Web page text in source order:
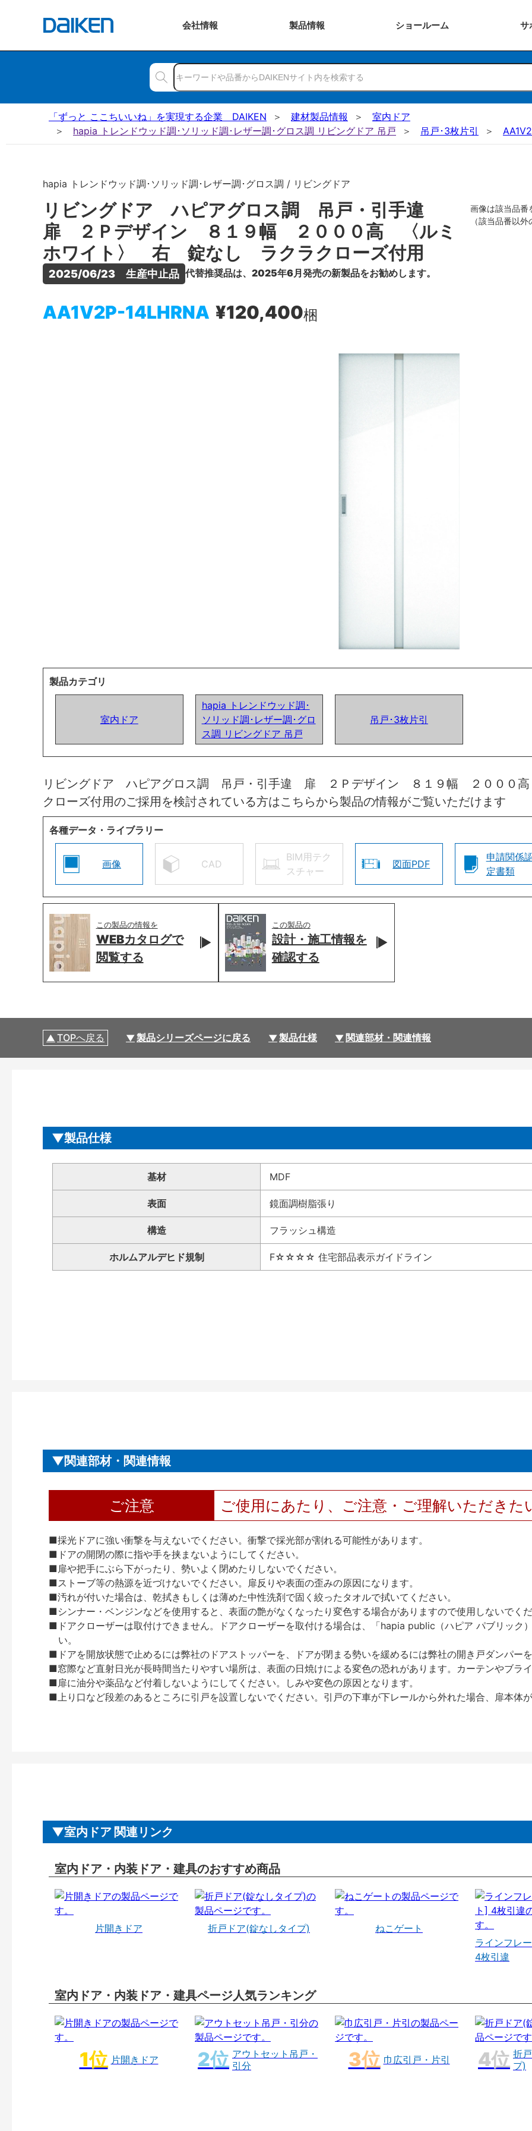
会社情報 製品情報 ショールーム サ
「ずっと ここちいいね」を実現する企業 DAIKEN 建材製品情報
室内ドア
hapia トレンドウッド調･ソリッド調･レザー調･グロス調 リビングドア 吊戸
吊戸･3枚片引
hapia トレンドウッド調･ソリッド調･レザー調･グロス調 / リビングドア
リビングドア ハピアグロス調 吊戸・引手違
扉 ２Ｐデザイン ８１９幅 ２０００高 〈ルミ
ホワイト〉 右 錠なし ラクラクローズ付用
2025/06/23　生産中止品 代替推奨品は、2025年6月発売の新製品をお勧めします。
AA1V2P-14LHRNA ¥120,400梱
画像は該当品番
（該当品番以
製品カテゴリ
室内ドア
hapia トレンドウッド調･
ソリッド調･レザー調･グロ
ス調 リビングドア 吊戸
吊戸･3枚片引
リビングドア ハピアグロス調 吊戸・引手違 扉 ２Ｐデザイン ８１９幅 ２００
クローズ付用のご採用を検討されている方はこちらから製品の情報がご覧いただけます
各種データ・ライブラリー
画像 CAD
BIM用テク
スチャー
図面PDF
申請関係
定書類
この製品の情報を
WEBカタログで
閲覧する
この製品の
設計・施工情報を
確認する
TOPへ戻る 製品シリーズページに戻る 製品仕様 関連部材・関連情報
製品仕様
基材 MDF
表面 鏡面調樹脂張り
構造 フラッシュ構造
ホルムアルデヒド規制 F☆☆☆☆ 住宅部品表示ガイドライン
関連部材・関連情報
ご注意 ご使用にあたり、ご注意・ご理解いただきた
■採光ドアに強い衝撃を与えないでください。衝撃で採光部が割れる可能性があります。
■ドアの開閉の際に指や手を挟まないようにしてください。
■扉や把手にぶら下がったり、勢いよく閉めたりしないでください。
■ストーブ等の熱源を近づけないでください。扉反りや表面の歪みの原因になります。
■汚れが付いた場合は、乾拭きもしくは薄めた中性洗剤で固く絞ったタオルで拭いてください。
■シンナー・ベンジンなどを使用すると、表面の艶がなくなったり変色する場合がありますので使用しないでく
■ドアクローザーは取付けできません。ドアクローザーを取付ける場合は、「hapia public（ハピア パブリック
い。
■ドアを開放状態で止めるには弊社のドアストッパーを、ドアが閉まる勢いを緩めるには弊社の開き戸ダンパー
■窓際など直射日光が長時間当たりやすい場所は、表面の日焼けによる変色の恐れがあります。カーテンやブラ
■扉に油分や薬品など付着しないようにしてください。しみや変色の原因となります。
■上り口など段差のあるところに引戸を設置しないでください。引戸の下車が下レールから外れた場合、扉本体
室内ドア 関連リンク
室内ドア・内装ドア・建具のおすすめ商品
片開きドア 折戸ドア(錠なしタイプ)
ねこゲート
ラインフレ
4枚引違
室内ドア・内装ドア・建具ページ人気ランキング
片開きドア
アウトセット吊戸・
引分
巾広引戸・片引
折
プ)